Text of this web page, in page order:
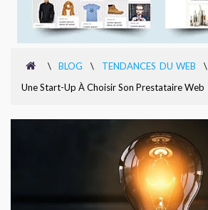
\ BLOG \ TENDANCES DU WEB \
Une Start-Up À Choisir Son Prestataire Web